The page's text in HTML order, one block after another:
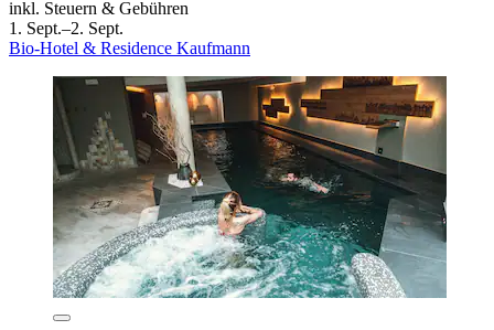
inkl. Steuern & Gebühren
1. Sept.–2. Sept.
Bio-Hotel & Residence Kaufmann